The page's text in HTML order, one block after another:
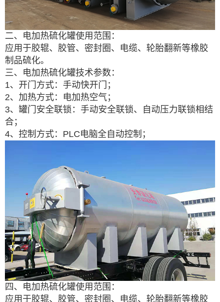
二、电加热硫化罐使用范围：
应用于胶辊、胶管、密封圈、电缆、轮胎翻新等橡胶
制品硫化。
三、电加热硫化罐技术参数：
1、开门方式：手动快开门；
2、加热方式：电加热空气；
3、罐门安全联锁：手动安全联锁、自动压力联锁相结
合；
4、控制方式：PLC电脑全自动控制；
四、电加热硫化罐使用范围：
应用于胶辊、胶管、密封圈、电缆、轮胎翻新等橡胶